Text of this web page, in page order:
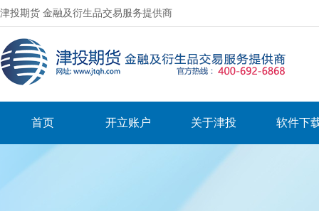
津投期货 金融及衍生品交易服务提供商
首页 开立账户 关于津投 软件下